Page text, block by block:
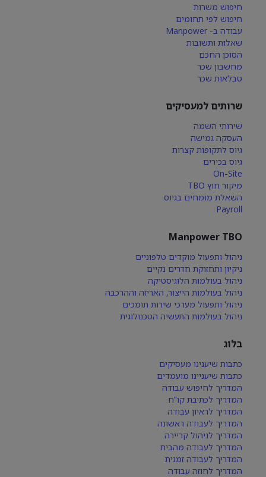
חיפוש משרות
חיפוש לפי תחומים
עבודה ב- Manpower
שאלות ותשובות
הסוכן החכם
מחשבון שכר
טבלאות שכר
שרותים למעסיקים
שירותי השמה
העסקה גמישה
גיוס לתקופות קצרות
גיוס בכירים
On-Site
מיקור חוץ TBO
השאלת מומחים בגיוס
Payroll
Manpower TBO
ניהול ותפעול מוקדים טלפוניים
ניקיון ותחזוקת חדרים נקיים
ניהול בעולמות הלוגיסטיקה
ניהול בעולמות הייצור, האריזה וההרכבה
ניהול ותפעול מערכי שירות תומכים
ניהול בעולמות התעשיה הטכנולוגית
בלוג
כתבות שיענינו מעסיקים
כתבות שיעניינו מועמדים
המדריך לחיפוש עבודה
המדריך לכתיבת קו"ח
המדריך לראיון עבודה
המדריך לעבודה ראשונה
המדריך לניהול קריירה
המדריך לעבודה מהבית
המדריך לעבודה זמנית
המדריך לחוזה עבודה